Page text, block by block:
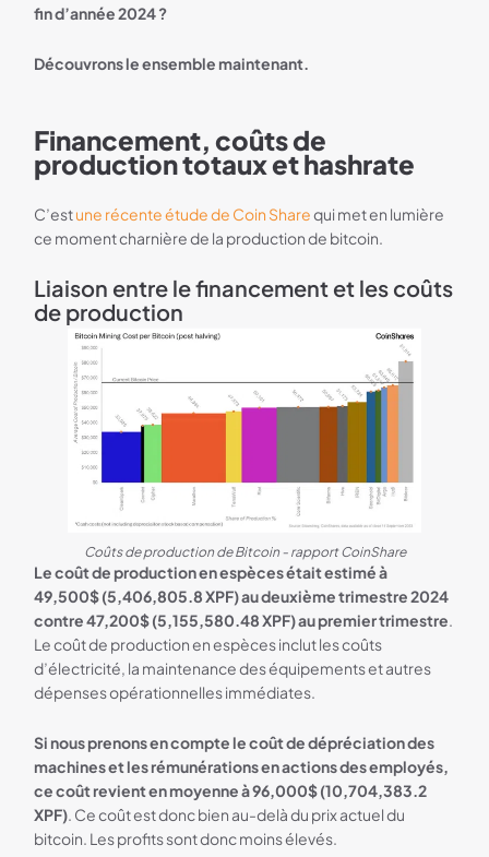
fin d’année 2024 ?
Découvrons le ensemble maintenant.
Financement, coûts de
production totaux et hashrate
C’estune récente étude de Coin Sharequi met en lumière
ce moment charnière de la production de bitcoin.
Liaison entre le financement et les coûts
de production
Coûts de production de Bitcoin - rapport CoinShare
Le coût de production en espèces était estimé à
49,500$ (5,406,805.8 XPF) au deuxième trimestre 2024
contre 47,200$ (5,155,580.48 XPF) au premier trimestre.
Le coût de production en espèces inclut les coûts
d’électricité, la maintenance des équipements et autres
dépenses opérationnelles immédiates.
Si nous prenons en compte le coût de dépréciation des
machines et les rémunérations en actions des employés,
ce coût revient en moyenne à 96,000$ (10,704,383.2
XPF). Ce coût est donc bien au-delà du prix actuel du
bitcoin. Les profits sont donc moins élevés.